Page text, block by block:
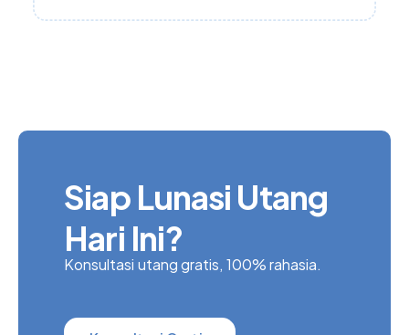
Siap Lunasi Utang
Hari Ini?
Konsultasi utang gratis, 100% rahasia.